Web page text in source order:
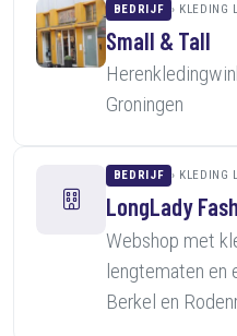
BEDRIJF KLEDING
Small & Tall
Groningen
BEDRIJF KLEDING
LongLady
Webshop met
lengtematen en
Berkel en